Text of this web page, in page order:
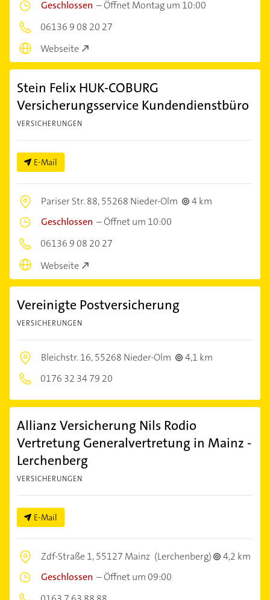
Geschlossen –Öffnet Montag um 10:00
06136 9 08 20 27
Webseite
Stein Felix HUK-COBURG
Versicherungsservice Kundendienstbüro
VERSICHERUNGEN
E-Mail
Pariser Str. 88,55268 Nieder-Olm
4 km
Geschlossen –Öffnet um 10:00
06136 9 08 20 27
Webseite
Vereinigte Postversicherung
VERSICHERUNGEN
Bleichstr. 16,55268 Nieder-Olm
4,1 km
0176 32 34 79 20
Allianz Versicherung Nils Rodio
Vertretung Generalvertretung in Mainz -
Lerchenberg
VERSICHERUNGEN
E-Mail
Zdf-Straße 1,55127 Mainz (Lerchenberg)
4,2 km
Geschlossen –Öffnet um 09:00